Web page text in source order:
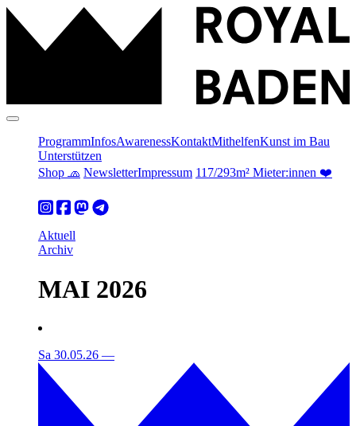
ProgrammInfosAwarenessKontaktMithelfenKunst im Bau
Unterstützen
Shop 🧢 NewsletterImpressum 117/293m² Mieter:innen ❤️
Aktuell
Archiv
MAI 2026
Sa 30.05.26 —